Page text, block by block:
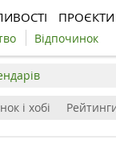
ПРОЄКТИ
Відпочинок
і хобі